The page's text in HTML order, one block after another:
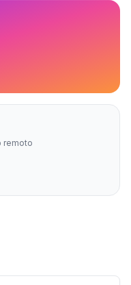
remoto